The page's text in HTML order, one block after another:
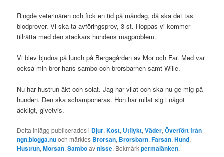
Ringde veterinären och fick en tid på måndag, då ska det tas
blodprover. Vi ska ta avföringsprov, 3 st. Hoppas vi kommer
tillrätta med den stackars hundens magproblem.
Vi blev bjudna på lunch på Bergagården av Mor och Far. Med var
också min bror hans sambo och brorsbarnen samt Wille.
Nu har hustrun åkt och solat. Jag har vilat och ska nu ge mig på
hunden. Den ska schamponeras. Hon har rullat sig i något
äckligt, givetvis.
Detta inlägg publicerades i Djur,Kost, Utflykt,Väder,Överfört från
ngn.blogga.nuoch märktes Brorsan, Brorsbarn,Farsan,Hund,
Hustrun,Morsan,Samboavnisse. Bokmärkpermalänken.